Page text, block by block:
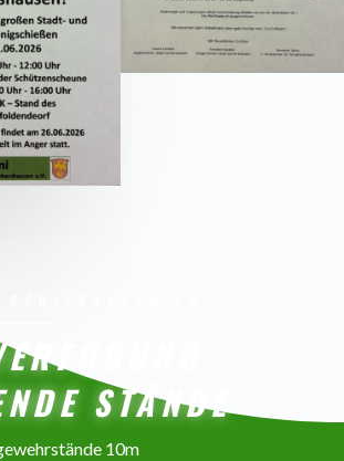
STÄNDE
10m